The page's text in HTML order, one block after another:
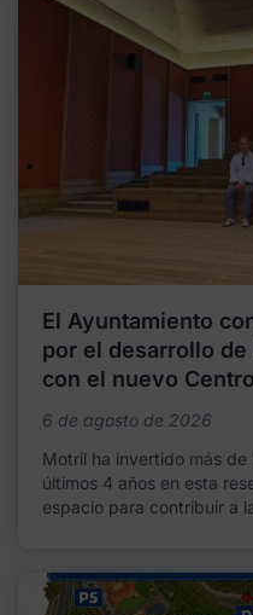
El Ayuntamiento
por el desarrollo de
con el nuevo
6 de agosto de 2026
Motril ha invertido más de
últimos 4 años en esta
espacio para contribuir a